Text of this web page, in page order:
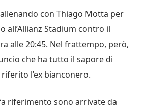
allenando con Thiago Motta per
all’Allianz Stadium contro il
alle 20:45. Nel frattempo, però,
che ha tutto il sapore di
riferito l’ex bianconero.
riferimento sono arrivate da